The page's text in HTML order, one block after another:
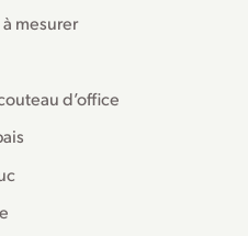
mesurer
d’office